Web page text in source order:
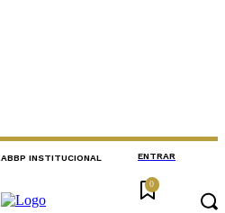
ABBP INSTITUCIONAL ENTRAR
0